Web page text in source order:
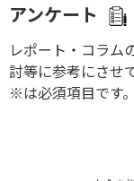
アンケート
レポート・コラム
討等に参考にさせ
※は必須項目です。